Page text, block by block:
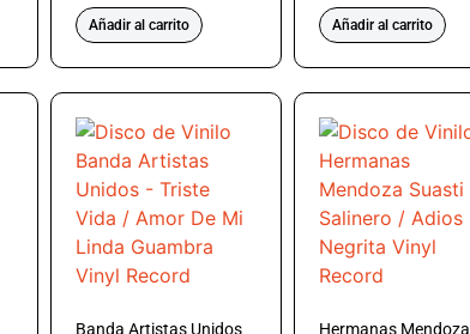
Añadir al carrito Añadir al carrito
Banda Artistas Unidos
Hermanas Mendoza